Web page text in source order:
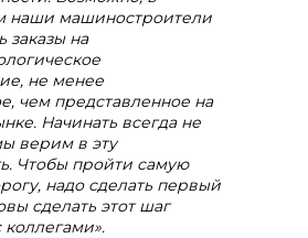
наши машиностроители
заказы на
не менее
чем представленное на
Начинать всегда не
верим в эту
Чтобы пройти самую
надо сделать первый
сделать этот шаг
коллегами».